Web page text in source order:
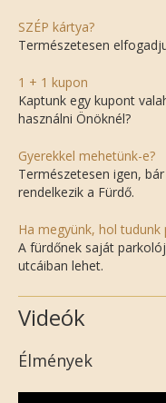
SZÉP kártya?
Természetesen
1 + 1 kupon
Kaptunk egy kupont
használni Önöknél?
Gyerekkel mehetünk-e?
Természetesen igen,
rendelkezik a Fürdő.
Ha megyünk, hol tudunk
A fürdőnek saját
utcáiban lehet.
Videók
Élmények